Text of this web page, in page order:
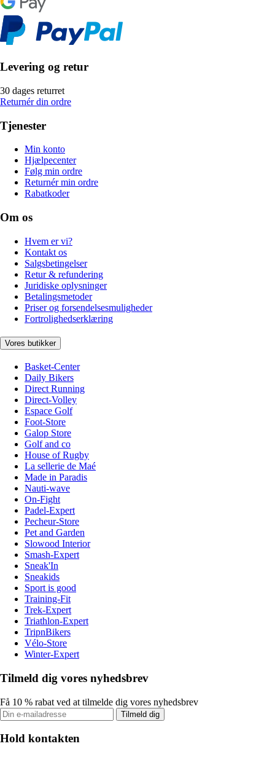
Levering og retur
30 dages returret
Returnér din ordre
Tjenester
Min konto
Hjælpecenter
Følg min ordre
Returnér min ordre
Rabatkoder
Om os
Hvem er vi?
Kontakt os
Salgsbetingelser
Retur & refundering
Juridiske oplysninger
Betalingsmetoder
Priser og forsendelsesmuligheder
Fortrolighedserklæring
Vores butikker
Basket-Center
Daily Bikers
Direct Running
Direct-Volley
Espace Golf
Foot-Store
Galop Store
Golf and co
House of Rugby
La sellerie de Maé
Made in Paradis
Nauti-wave
On-Fight
Padel-Expert
Pecheur-Store
Pet and Garden
Slowood Interior
Smash-Expert
Sneak'In
Sneakids
Sport is good
Training-Fit
Trek-Expert
Triathlon-Expert
TripnBikers
Vélo-Store
Winter-Expert
Tilmeld dig vores nyhedsbrev
Få 10 % rabat ved at tilmelde dig vores nyhedsbrev
Tilmeld dig
Hold kontakten